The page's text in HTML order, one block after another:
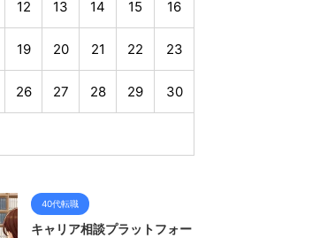
12 13 14 15 16
19 20 21 22 23
26 27 28 29 30
40代転職
キャリア相談プラットフォー